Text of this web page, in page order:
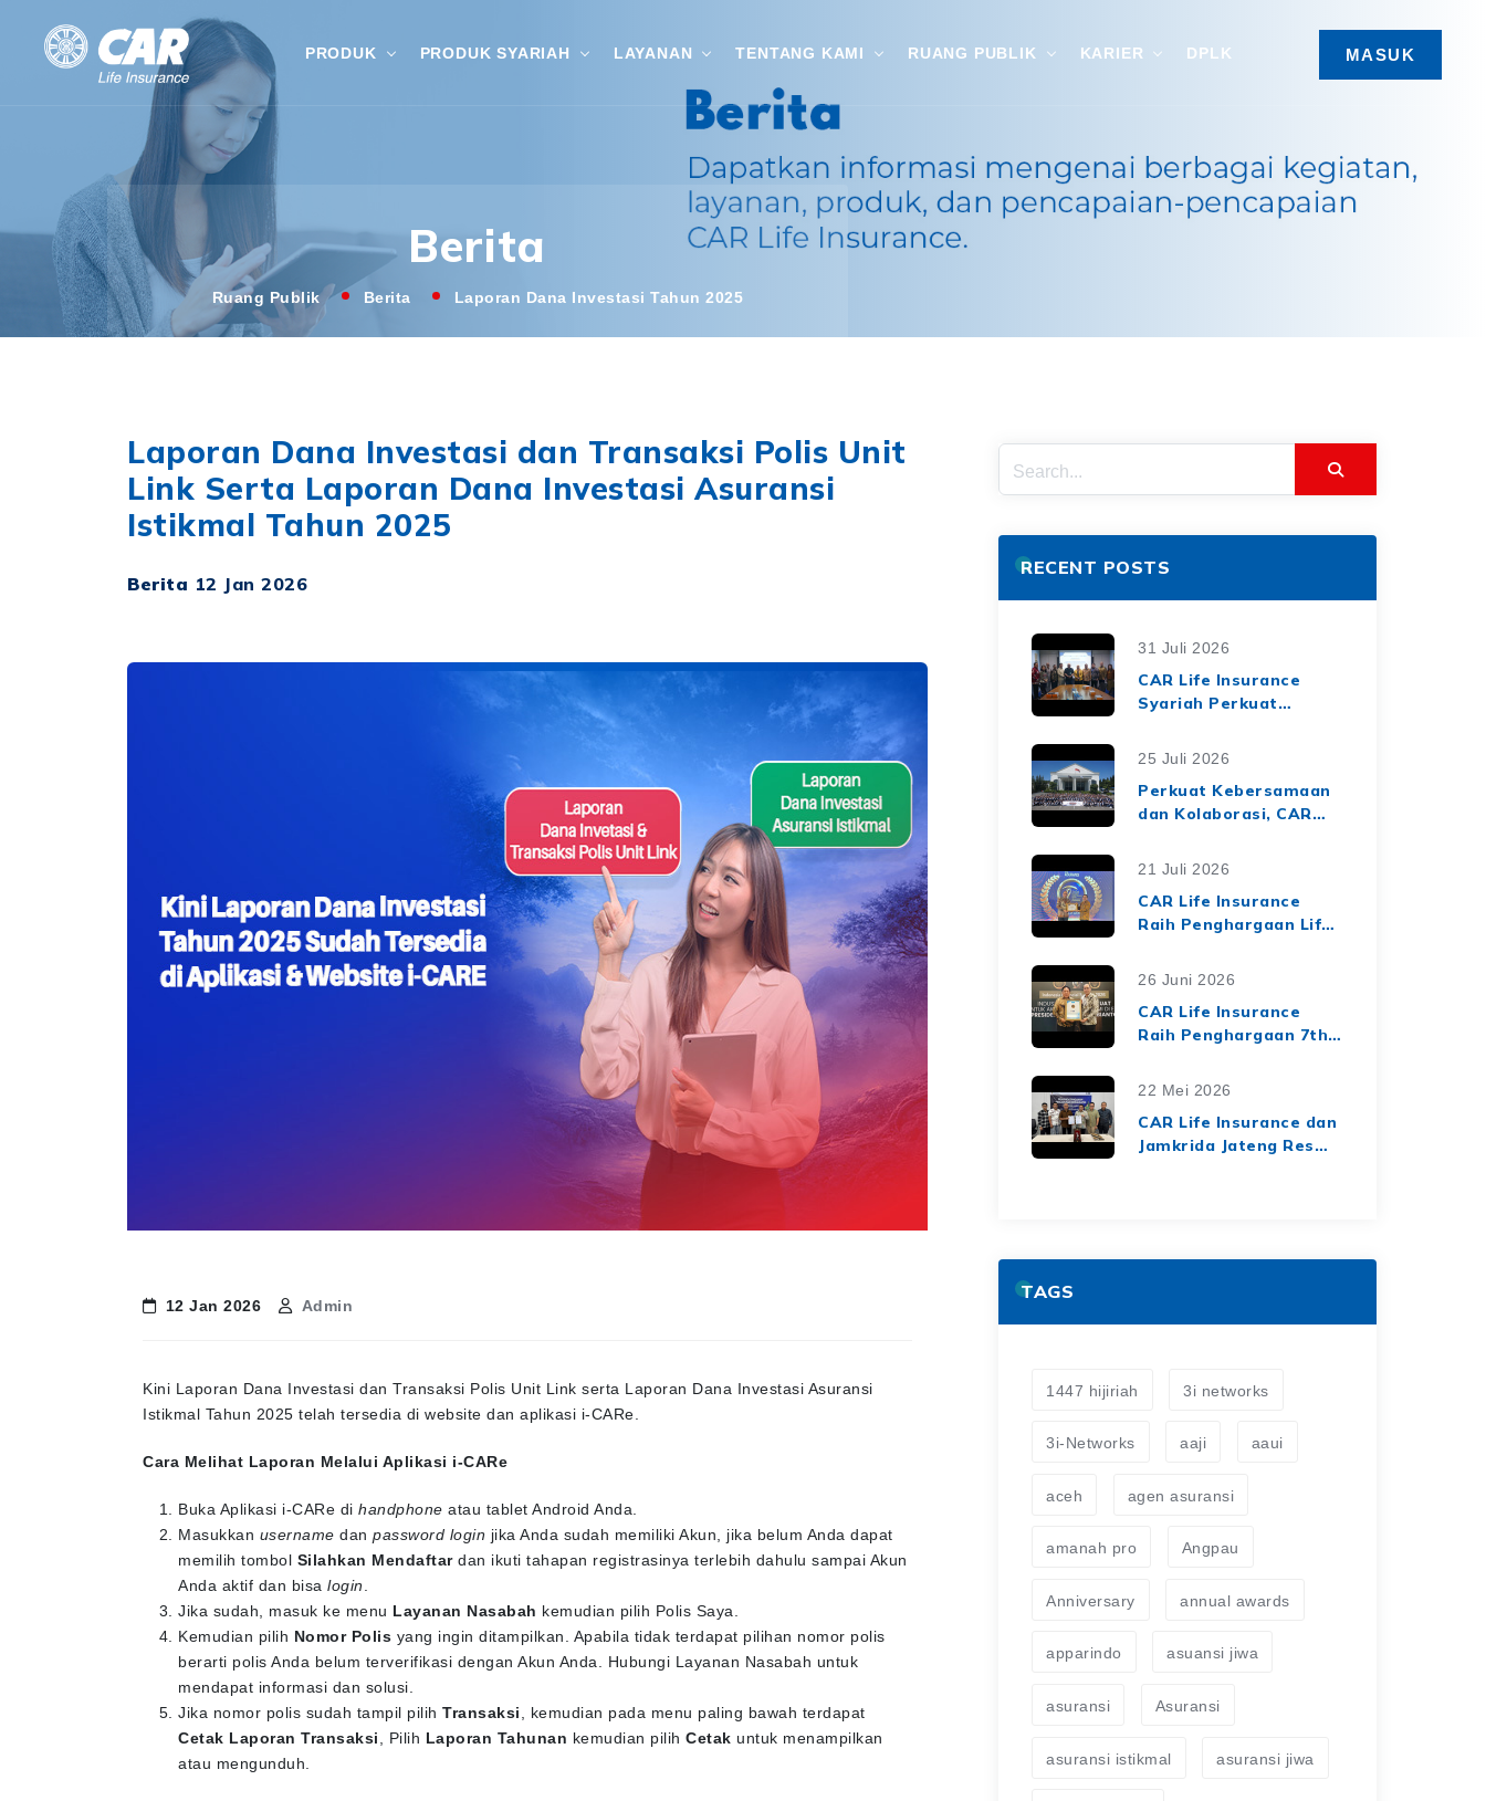
PRODUK PRODUK SYARIAH LAYANAN TENTANG KAMI RUANG PUBLIK KARIER DPLK MASUK
Berita
Ruang Publik Berita Laporan Dana Investasi Tahun 2025
Laporan Dana Investasi dan Transaksi Polis Unit
Link Serta Laporan Dana Investasi Asuransi
Istikmal Tahun 2025
Berita 12 Jan 2026
12 Jan 2026 Admin
Kini Laporan Dana Investasi dan Transaksi Polis Unit Link serta Laporan Dana Investasi Asuransi
Istikmal Tahun 2025 telah tersedia di website dan aplikasi i-CARe.
Cara Melihat Laporan Melalui Aplikasi i-CARe
Buka Aplikasi i-CARe di handphone atau tablet Android Anda.
Masukkan username dan password login jika Anda sudah memiliki Akun, jika belum Anda dapat
memilih tombol Silahkan Mendaftardan ikuti tahapan registrasinya terlebih dahulu sampai Akun
Anda aktif dan bisa login
Jika sudah, masuk ke menu Layanan Nasabah kemudian pilih Polis Saya.
Kemudian pilih Nomor Polis yang ingin ditampilkan. Apabila tidak terdapat pilihan nomor polis
berarti polis Anda belum terverifikasi dengan Akun Anda. Hubungi Layanan Nasabah untuk
mendapat informasi dan solusi.
Jika nomor polis sudah tampil pilihTransaksi
, kemudian pada menu paling bawah terdapat
Cetak Laporan Transaksi
, Pilih Laporan Tahunan kemudian pilihCetak untuk menampilkan
atau mengunduh.
RECENT POSTS
31 Juli 2026
CAR Life Insurance
Syariah Perkuat
Syariah melalui Kerja
Syariah dengan Tiga
BPRS di Lampung
25 Juli 2026
Perkuat Kebersamaan
dan Kolaborasi, CAR
Employee Gathering
"Harmoni Nusantara,
Sinergi Berkelanjutan"
21 Juli 2026
CAR Life Insurance
Raih Penghargaan Life
Market Leaders 2026
26 Juni 2026
CAR Life Insurance
Raih Penghargaan 7th
Companies Awards
Keuangan yang Solid
dan Berkelanjutan
22 Mei 2026
CAR Life Insurance dan
Jamkrida Jateng Resmi
TAGS
1447 hijiriah 3i networks
3i-Networks aaji aaui
aceh agen asuransi
amanah pro Angpau
Anniversary annual awards
apparindo asuansi jiwa
asuransi Asuransi
asuransi istikmal asuransi jiwa